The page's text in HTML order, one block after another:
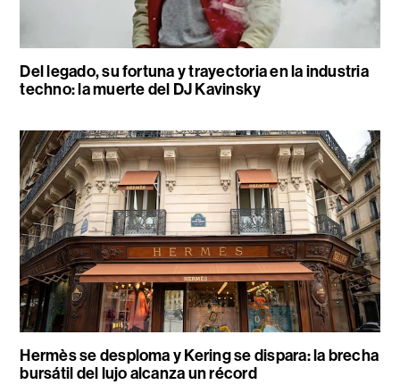
Del legado, su fortuna y trayectoria en la industria
techno: la muerte del DJ Kavinsky
Hermès se desploma y Kering se dispara: la brecha
bursátil del lujo alcanza un récord